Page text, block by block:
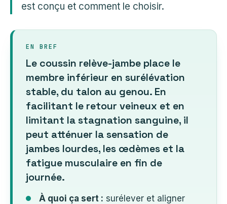
est conçu et comment le choisir.
EN BREF
Le coussin relève-jambe place le
membre inférieur en surélévation
stable, du talon au genou. En
facilitant le retour veineux et en
limitant la stagnation sanguine, il
peut atténuer la sensation de
jambes lourdes, les œdèmes et la
fatigue musculaire en fin de
journée.
À quoi ça sert : surélever et aligner